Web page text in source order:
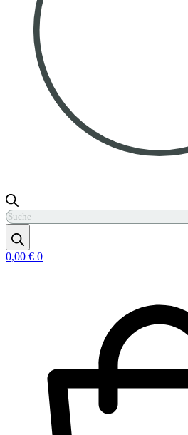
Products
search
0,00 € 0